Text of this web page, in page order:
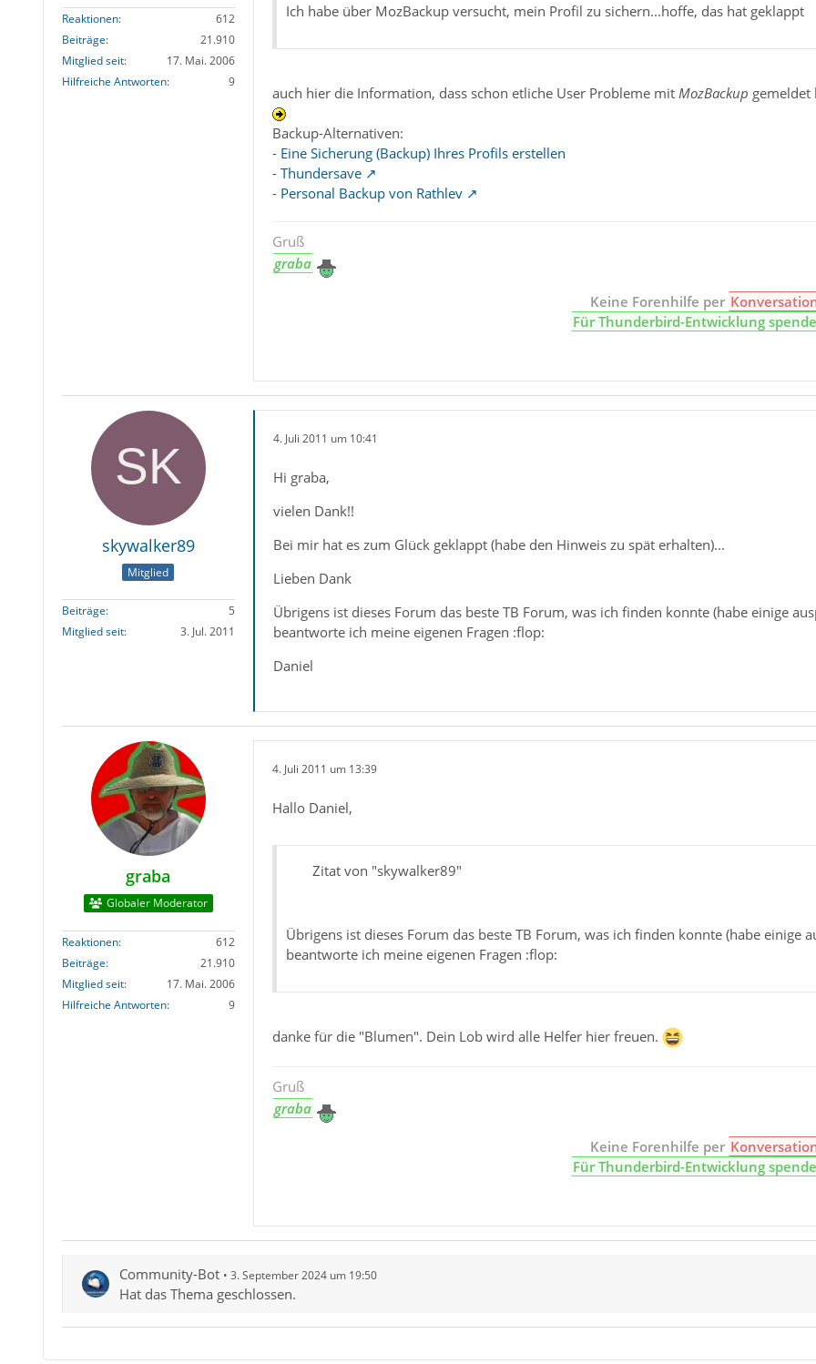
Reaktionen
612
Beiträge
21.910
Mitglied seit
17. Mai. 2006
Hilfreiche Antworten
9
Ich habe über MozBackup versucht, mein Profil zu sichern...hoffe, das hat geklappt
auch hier die Information, dass schon etliche User Probleme mit MozBackup gemeldet
Backup-Alternativen:
- Eine Sicherung (Backup) Ihres Profils erstellen
- Thundersave
- Personal Backup von Rathlev
Gruß
graba
Keine Forenhilfe per
Für Thunderbird-Entwicklung
skywalker89
Mitglied
Beiträge
5
Mitglied seit
3. Jul. 2011
4. Juli 2011 um 10:41
Hi graba,
vielen Dank!!
Bei mir hat es zum Glück geklappt (habe den Hinweis zu spät erhalten)...
Lieben Dank
Übrigens ist dieses Forum das beste TB Forum, was ich finden konnte (habe einige
beantworte ich meine eigenen Fragen :flop:
Daniel
graba
Globaler Moderator
Reaktionen
612
Beiträge
21.910
Mitglied seit
17. Mai. 2006
Hilfreiche Antworten
9
4. Juli 2011 um 13:39
Hallo Daniel,
Zitat von "skywalker89"
Übrigens ist dieses Forum das beste TB Forum, was ich finden konnte (habe einige
beantworte ich meine eigenen Fragen :flop:
danke für die "Blumen". Dein Lob wird alle Helfer hier freuen.
Gruß
graba
Keine Forenhilfe per
Für Thunderbird-Entwicklung
Community-Bot 3. September 2024 um 19:50
Hat das Thema geschlossen.